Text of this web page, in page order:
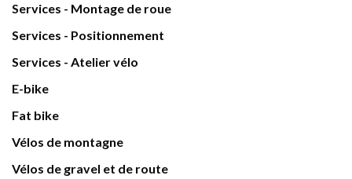
Services - Montage de roue
Services - Positionnement
Services - Atelier vélo
E-bike
Fat bike
Vélos de montagne
Vélos de gravel et de route